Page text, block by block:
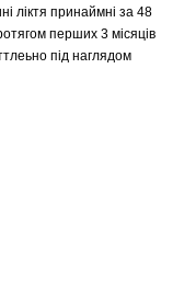
ліктя принаймні за 48
перших 3 місяців
під наглядом